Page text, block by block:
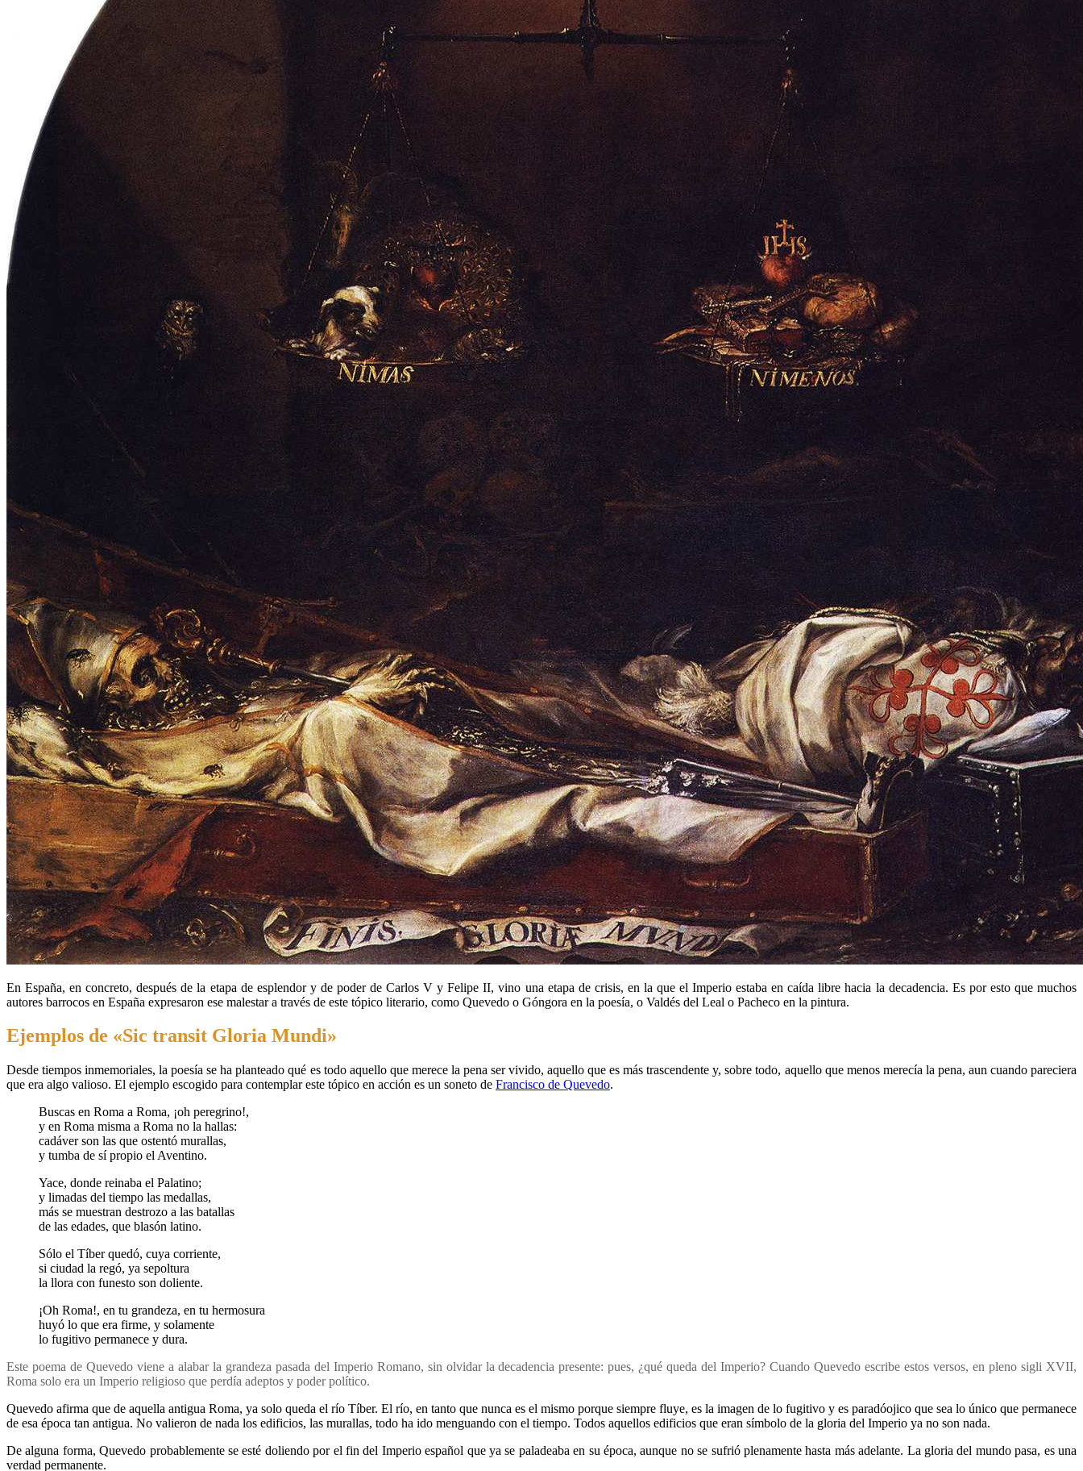
En España, en concreto, después de la etapa de esplendor y de poder de Carlos V y Felipe II, vino una etapa de crisis, en la que el Imperio estaba en caída libre hacia la decadencia. Es por esto que muchos
autores barrocos en España expresaron ese malestar a través de este tópico literario, como Quevedo o Góngora en la poesía, o Valdés del Leal o Pacheco en la pintura.
Ejemplos de «Sic transit Gloria Mundi»
Desde tiempos inmemoriales, la poesía se ha planteado qué es todo aquello que merece la pena ser vivido, aquello que es más trascendente y, sobre todo, aquello que menos merecía la pena, aun cuando pareciera
que era algo valioso. El ejemplo escogido para contemplar este tópico en acción es un soneto de Francisco de Quevedo.
Buscas en Roma a Roma, ¡oh peregrino!,
y en Roma misma a Roma no la hallas:
cadáver son las que ostentó murallas,
y tumba de sí propio el Aventino.
Yace, donde reinaba el Palatino;
y limadas del tiempo las medallas,
más se muestran destrozo a las batallas
de las edades, que blasón latino.
Sólo el Tíber quedó, cuya corriente,
si ciudad la regó, ya sepoltura
la llora con funesto son doliente.
¡Oh Roma!, en tu grandeza, en tu hermosura
huyó lo que era firme, y solamente
lo fugitivo permanece y dura.
Este poema de Quevedo viene a alabar la grandeza pasada del Imperio Romano, sin olvidar la decadencia presente: pues, ¿qué queda del Imperio? Cuando Quevedo escribe estos versos, en pleno sigli XVII,
Roma solo era un Imperio religioso que perdía adeptos y poder político.
Quevedo afirma que de aquella antigua Roma, ya solo queda el río Tíber. El río, en tanto que nunca es el mismo porque siempre fluye, es la imagen de lo fugitivo y es paradóojico que sea lo único que permanece
de esa época tan antigua. No valieron de nada los edificios, las murallas, todo ha ido menguando con el tiempo. Todos aquellos edificios que eran símbolo de la gloria del Imperio ya no son nada.
De alguna forma, Quevedo probablemente se esté doliendo por el fin del Imperio español que ya se paladeaba en su época, aunque no se sufrió plenamente hasta más adelante. La gloria del mundo pasa, es una
verdad permanente.